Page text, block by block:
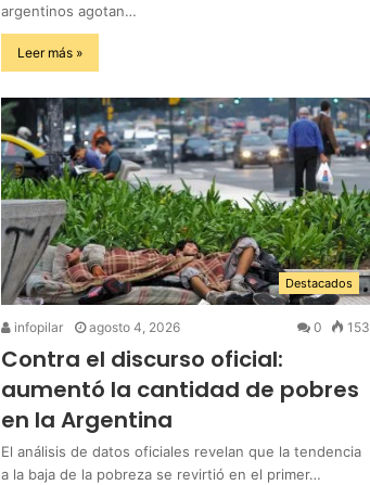
argentinos agotan…
Leer más »
Destacados
infopilar agosto 4, 2026 0 153
Contra el discurso oficial:
aumentó la cantidad de pobres
en la Argentina
El análisis de datos oficiales revelan que la tendencia
a la baja de la pobreza se revirtió en el primer…